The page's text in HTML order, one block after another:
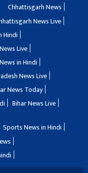
Chhattisgarh News
News Live
Hindi
Live
in Hindi
News Live
News Today
Bihar News Live
Sports News in Hindi